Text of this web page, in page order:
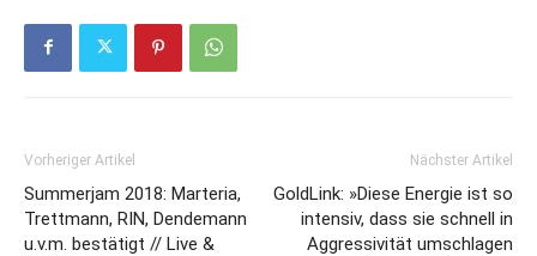
Vorheriger Artikel
Summerjam 2018: Marteria,
Trettmann, RIN, Dendemann
u.v.m. bestätigt // Live &
Nächster Artikel
GoldLink: »Diese Energie ist so
intensiv, dass sie schnell in
Aggressivität umschlagen